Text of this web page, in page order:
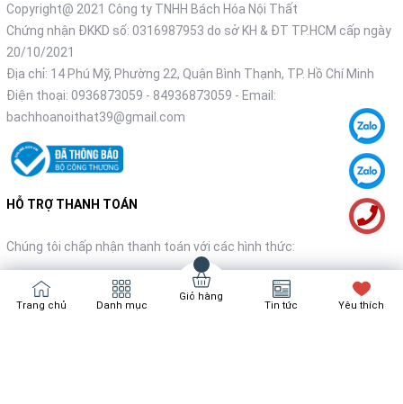
Copyright@ 2021 Công ty TNHH Bách Hóa Nội Thất
Chứng nhận ĐKKD số: 0316987953 do sở KH & ĐT TP.HCM cấp ngày
20/10/2021
Địa chỉ: 14 Phú Mỹ, Phường 22, Quận Bình Thạnh, TP. Hồ Chí Minh
Điện thoại: 0936873059 - 84936873059 - Email:
bachhoanoithat39@gmail.com
HỖ TRỢ THANH TOÁN
Chúng tôi chấp nhận thanh toán với các hình thức:
Trang chủ Danh mục
Giỏ hàng
Tin tức Yêu thích